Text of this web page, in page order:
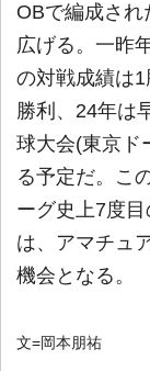
OBで編成され
広げる。一昨
の対戦成績は
勝利、24年は
球大会(東京ド
る予定だ。こ
ーグ史上7度
は、アマチュ
機会となる。
文=岡本朋祐